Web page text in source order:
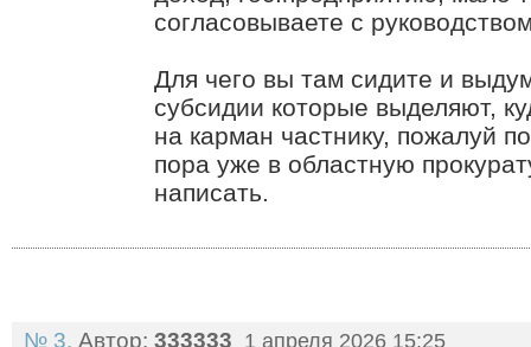
согласовываете с
Для чего вы там сидите и
субсидии которые выделяют,
на карман частнику, пожалуй
пора уже в областную
написать.
№ 3. Автор: 333333 1 апреля 2026 15:25